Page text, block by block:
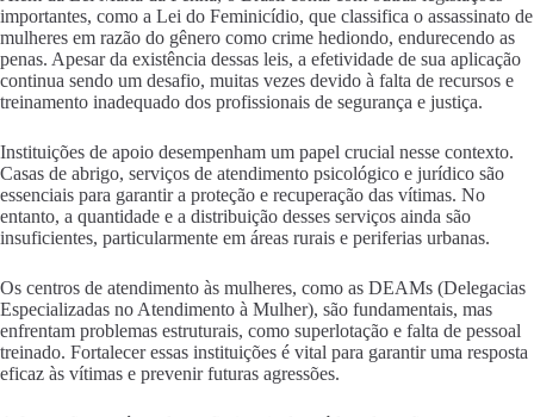
importantes, como a Lei do Feminicídio, que classifica o assassinato de
mulheres em razão do gênero como crime hediondo, endurecendo as
penas. Apesar da existência dessas leis, a efetividade de sua aplicação
continua sendo um desafio, muitas vezes devido à falta de recursos e
treinamento inadequado dos profissionais de segurança e justiça.
Instituições de apoio desempenham um papel crucial nesse contexto.
Casas de abrigo, serviços de atendimento psicológico e jurídico são
essenciais para garantir a proteção e recuperação das vítimas. No
entanto, a quantidade e a distribuição desses serviços ainda são
insuficientes, particularmente em áreas rurais e periferias urbanas.
Os centros de atendimento às mulheres, como as DEAMs (Delegacias
Especializadas no Atendimento à Mulher), são fundamentais, mas
enfrentam problemas estruturais, como superlotação e falta de pessoal
treinado. Fortalecer essas instituições é vital para garantir uma resposta
eficaz às vítimas e prevenir futuras agressões.